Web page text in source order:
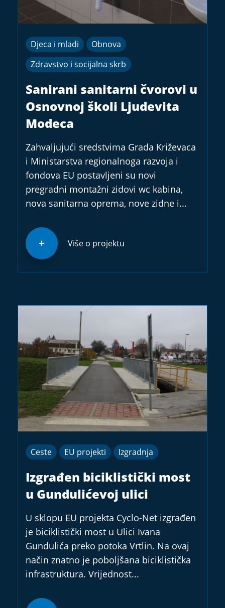
Djeca i mladi
Obnova
Zdravstvo i socijalna skrb
Sanirani sanitarni čvorovi u
Osnovnoj školi Ljudevita
Modeca
Zahvaljujući sredstvima Grada Križevaca
i Ministarstva regionalnoga razvoja i
fondova EU postavljeni su novi
pregradni montažni zidovi wc kabina,
nova sanitarna oprema, nove zidne i...
Više o projektu
Ceste EU projekti Izgradnja
Izgrađen biciklistički most
u Gundulićevoj ulici
U sklopu EU projekta Cyclo-Net izgrađen
je biciklistički most u Ulici Ivana
Gundulića preko potoka Vrtlin. Na ovaj
način znatno je poboljšana biciklistička
infrastruktura. Vrijednost...